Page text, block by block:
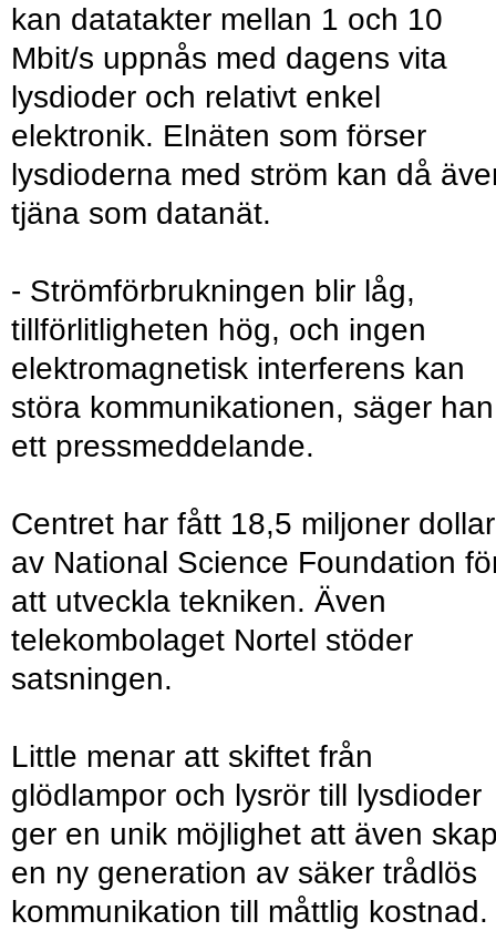
kan datatakter mellan 1 och 10
Mbit/s uppnås med dagens vita
lysdioder och relativt enkel
elektronik. Elnäten som förser
lysdioderna med ström kan då
tjäna som datanät.
- Strömförbrukningen blir låg,
tillförlitligheten hög, och ingen
elektromagnetisk interferens kan
störa kommunikationen, säger
ett pressmeddelande.
Centret har fått 18,5 miljoner dollar
av National Science Foundation
att utveckla tekniken. Även
telekombolaget Nortel stöder
satsningen.
Little menar att skiftet från
glödlampor och lysrör till lysdioder
ger en unik möjlighet att även
en ny generation av säker trådlös
kommunikation till måttlig kostnad.